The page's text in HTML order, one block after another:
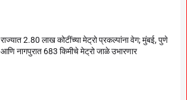
राज्यात 2.80 लाख कोटींच्या मेट्रो प्रकल्पांना वेग; मुंबई, पुणे
आणि नागपुरात 683 किमीचे मेट्रो जाळे उभारणार